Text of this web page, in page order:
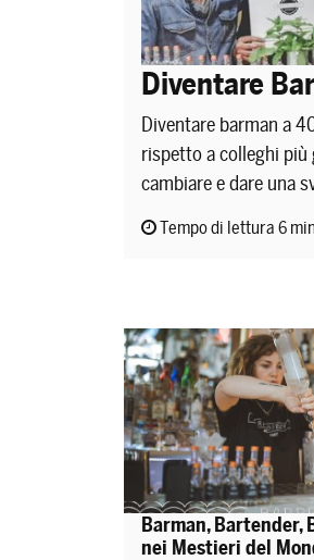
Diventare
Diventare barman a
rispetto a colleghi più
cambiare e dare una
Tempo di lettura 6
Barman, Bartender,
nei Mestieri del